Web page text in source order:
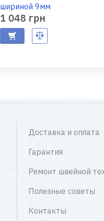
шириной 9мм
1 048 грн
Доставка и оплата
Гарантия
Ремонт швейной
Полезные советы
Контакты